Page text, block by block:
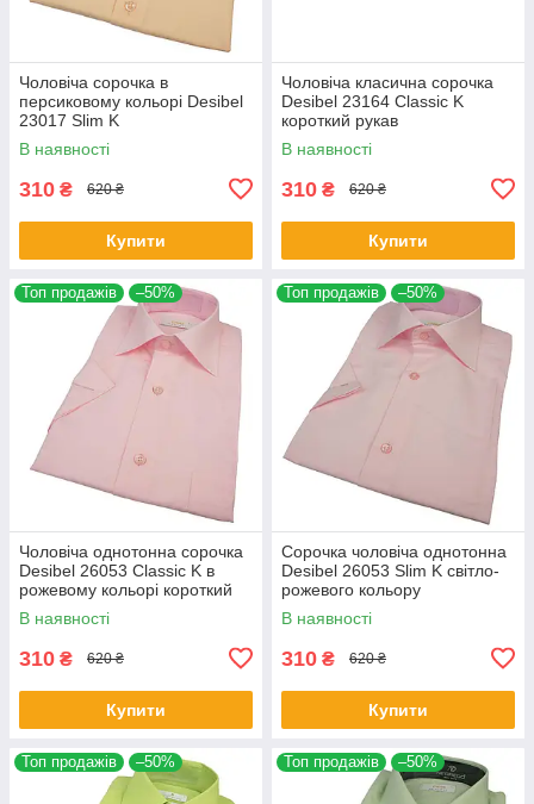
Чоловіча сорочка в
персиковому кольорі Desibel
23017 Slim K
В наявності
310 ₴ 620 ₴
Купити
Чоловіча класична сорочка
Desibel 23164 Classic K
короткий рукав
В наявності
310 ₴ 620 ₴
Купити
Топ продажів –50%
Чоловіча однотонна сорочка
Desibel 26053 Classic K в
рожевому кольорі короткий
рукав
В наявності
310 ₴ 620 ₴
Купити
Топ продажів –50%
Сорочка чоловіча однотонна
Desibel 26053 Slim K світло-
рожевого кольору
В наявності
310 ₴ 620 ₴
Купити
Топ продажів –50% Топ продажів –50%